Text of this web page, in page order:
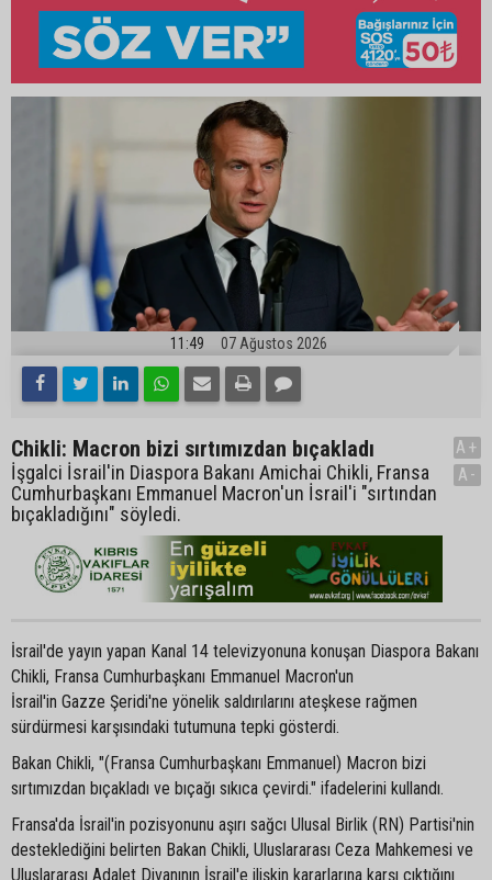
11:49 07 Ağustos 2026
Chikli: Macron bizi sırtımızdan bıçakladı
İşgalci İsrail'in Diaspora Bakanı Amichai Chikli, Fransa
Cumhurbaşkanı Emmanuel Macron'un İsrail'i "sırtından
bıçakladığını" söyledi.
A+
A-
İsrail'de yayın yapan Kanal 14 televizyonuna konuşan Diaspora Bakanı
Chikli, Fransa Cumhurbaşkanı Emmanuel Macron'un
İsrail'in Gazze Şeridi'ne yönelik saldırılarını ateşkese rağmen
sürdürmesi karşısındaki tutumuna tepki gösterdi.
Bakan Chikli, "(Fransa Cumhurbaşkanı Emmanuel) Macron bizi
sırtımızdan bıçakladı ve bıçağı sıkıca çevirdi." ifadelerini kullandı.
Fransa'da İsrail'in pozisyonunu aşırı sağcı Ulusal Birlik (RN) Partisi'nin
desteklediğini belirten Bakan Chikli, Uluslararası Ceza Mahkemesi ve
Uluslararası Adalet Divanının İsrail'e ilişkin kararlarına karşı çıktığını